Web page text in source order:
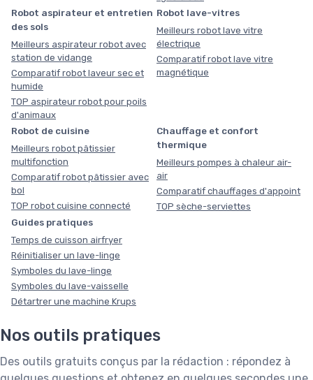
Robot aspirateur et entretien
des sols
Meilleurs aspirateur robot avec
station de vidange
Comparatif robot laveur sec et
humide
TOP aspirateur robot pour poils
d'animaux
Robot lave-vitres
Meilleurs robot lave vitre
électrique
Comparatif robot lave vitre
magnétique
Robot de cuisine
Meilleurs robot pâtissier
multifonction
Comparatif robot pâtissier avec
bol
TOP robot cuisine connecté
Chauffage et confort
thermique
Meilleurs pompes à chaleur air-
air
Comparatif chauffages d'appoint
TOP sèche-serviettes
Guides pratiques
Temps de cuisson airfryer
Réinitialiser un lave-linge
Symboles du lave-linge
Symboles du lave-vaisselle
Détartrer une machine Krups
Nos outils pratiques
Des outils gratuits conçus par la rédaction : répondez à